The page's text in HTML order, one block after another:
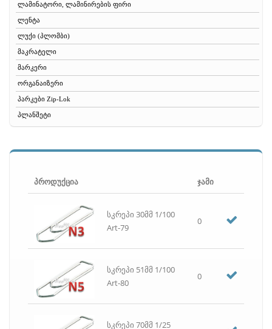
ლამინატორი, ლამინირების ფირი
ლენტა
ლუქი (პლომბი)
მაკრატელი
მარკერი
ორგანაიზერი
პარკები Zip-Lok
პლანშეტი
საბუღალტრო ბლანკები
სავიზიტე
საქაღალდე
საშლელი
სკოჩი, სკოჩის დისპენსერი, იზოლენტა
სკრეპი, სკრეპის ჭიქა
სტეპლერი, სტეპლერის ტყვია, ანტისტეპლერი
პროდუქცია ჯამი
სკრეპი 30მმ 1/100
Art-79
0
სკრეპი 51მმ 1/100
Art-80
0
სკრეპი 70მმ 1/25